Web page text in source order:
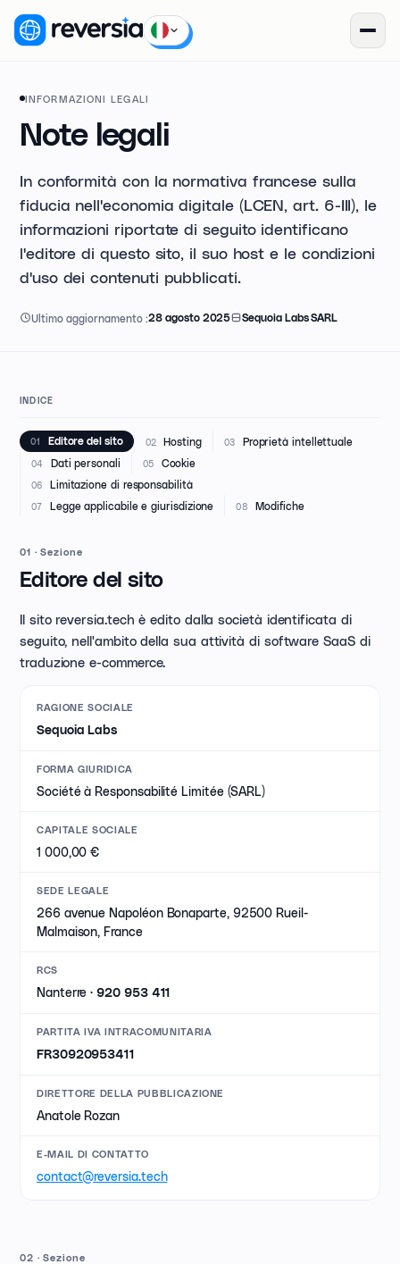
INFORMAZIONI LEGALI
Note legali
In conformità con la normativa francese sulla
fiducia nell'economia digitale (LCEN, art. 6-III), le
informazioni riportate di seguito identificano
l'editore di questo sito, il suo host e le condizioni
d'uso dei contenuti pubblicati.
Ultimo aggiornamento:28 agosto 2025 Sequoia Labs SARL
INDICE
01 Editore del sito 02 Hosting 03 Proprietà intellettuale
04 Dati personali 05 Cookie
06 Limitazione di responsabilità
07 Legge applicabile e giurisdizione 08 Modifiche
01 ·Sezione
Editore del sito
Il sito reversia.tech è edito dalla società identificata di
seguito, nell'ambito della sua attività di software SaaS di
traduzione e-commerce.
RAGIONE SOCIALE
Sequoia Labs
FORMA GIURIDICA
Société à Responsabilité Limitée (SARL)
CAPITALE SOCIALE
1 000,00 €
SEDE LEGALE
266 avenue Napoléon Bonaparte, 92500 Rueil-
Malmaison, France
RCS
Nanterre ·920 953 411
PARTITA IVA INTRACOMUNITARIA
FR30920953411
DIRETTORE DELLA PUBBLICAZIONE
Anatole Rozan
E-MAIL DI CONTATTO
contact@reversia.tech
02 ·Sezione